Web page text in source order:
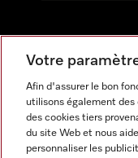
Votre
Afin d'assurer le bon
utilisons également des
des cookies tiers
du site Web et nous
personnaliser les